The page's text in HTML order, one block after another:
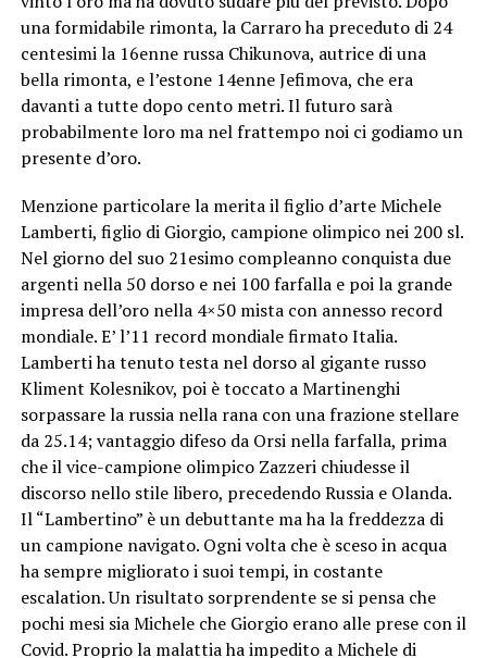
una formidabile rimonta, la Carraro ha preceduto di 24
centesimi la 16enne russa Chikunova, autrice di una
bella rimonta, e l’estone 14enne Jefimova, che era
davanti a tutte dopo cento metri. Il futuro sarà
probabilmente loro ma nel frattempo noi ci godiamo un
presente d’oro.
Menzione particolare la merita il figlio d’arte Michele
Lamberti, figlio di Giorgio, campione olimpico nei 200 sl.
Nel giorno del suo 21esimo compleanno conquista due
argenti nella 50 dorso e nei 100 farfalla e poi la grande
impresa dell’oro nella 4×50 mista con annesso record
mondiale. E’ l’11 record mondiale firmato Italia.
Lamberti ha tenuto testa nel dorso al gigante russo
Kliment Kolesnikov, poi è toccato a Martinenghi
sorpassare la russia nella rana con una frazione stellare
da 25.14; vantaggio difeso da Orsi nella farfalla, prima
che il vice-campione olimpico Zazzeri chiudesse il
discorso nello stile libero, precedendo Russia e Olanda.
Il “Lambertino” è un debuttante ma ha la freddezza di
un campione navigato. Ogni volta che è sceso in acqua
ha sempre migliorato i suoi tempi, in costante
escalation. Un risultato sorprendente se si pensa che
pochi mesi sia Michele che Giorgio erano alle prese con il
Covid. Proprio la malattia ha impedito a Michele di